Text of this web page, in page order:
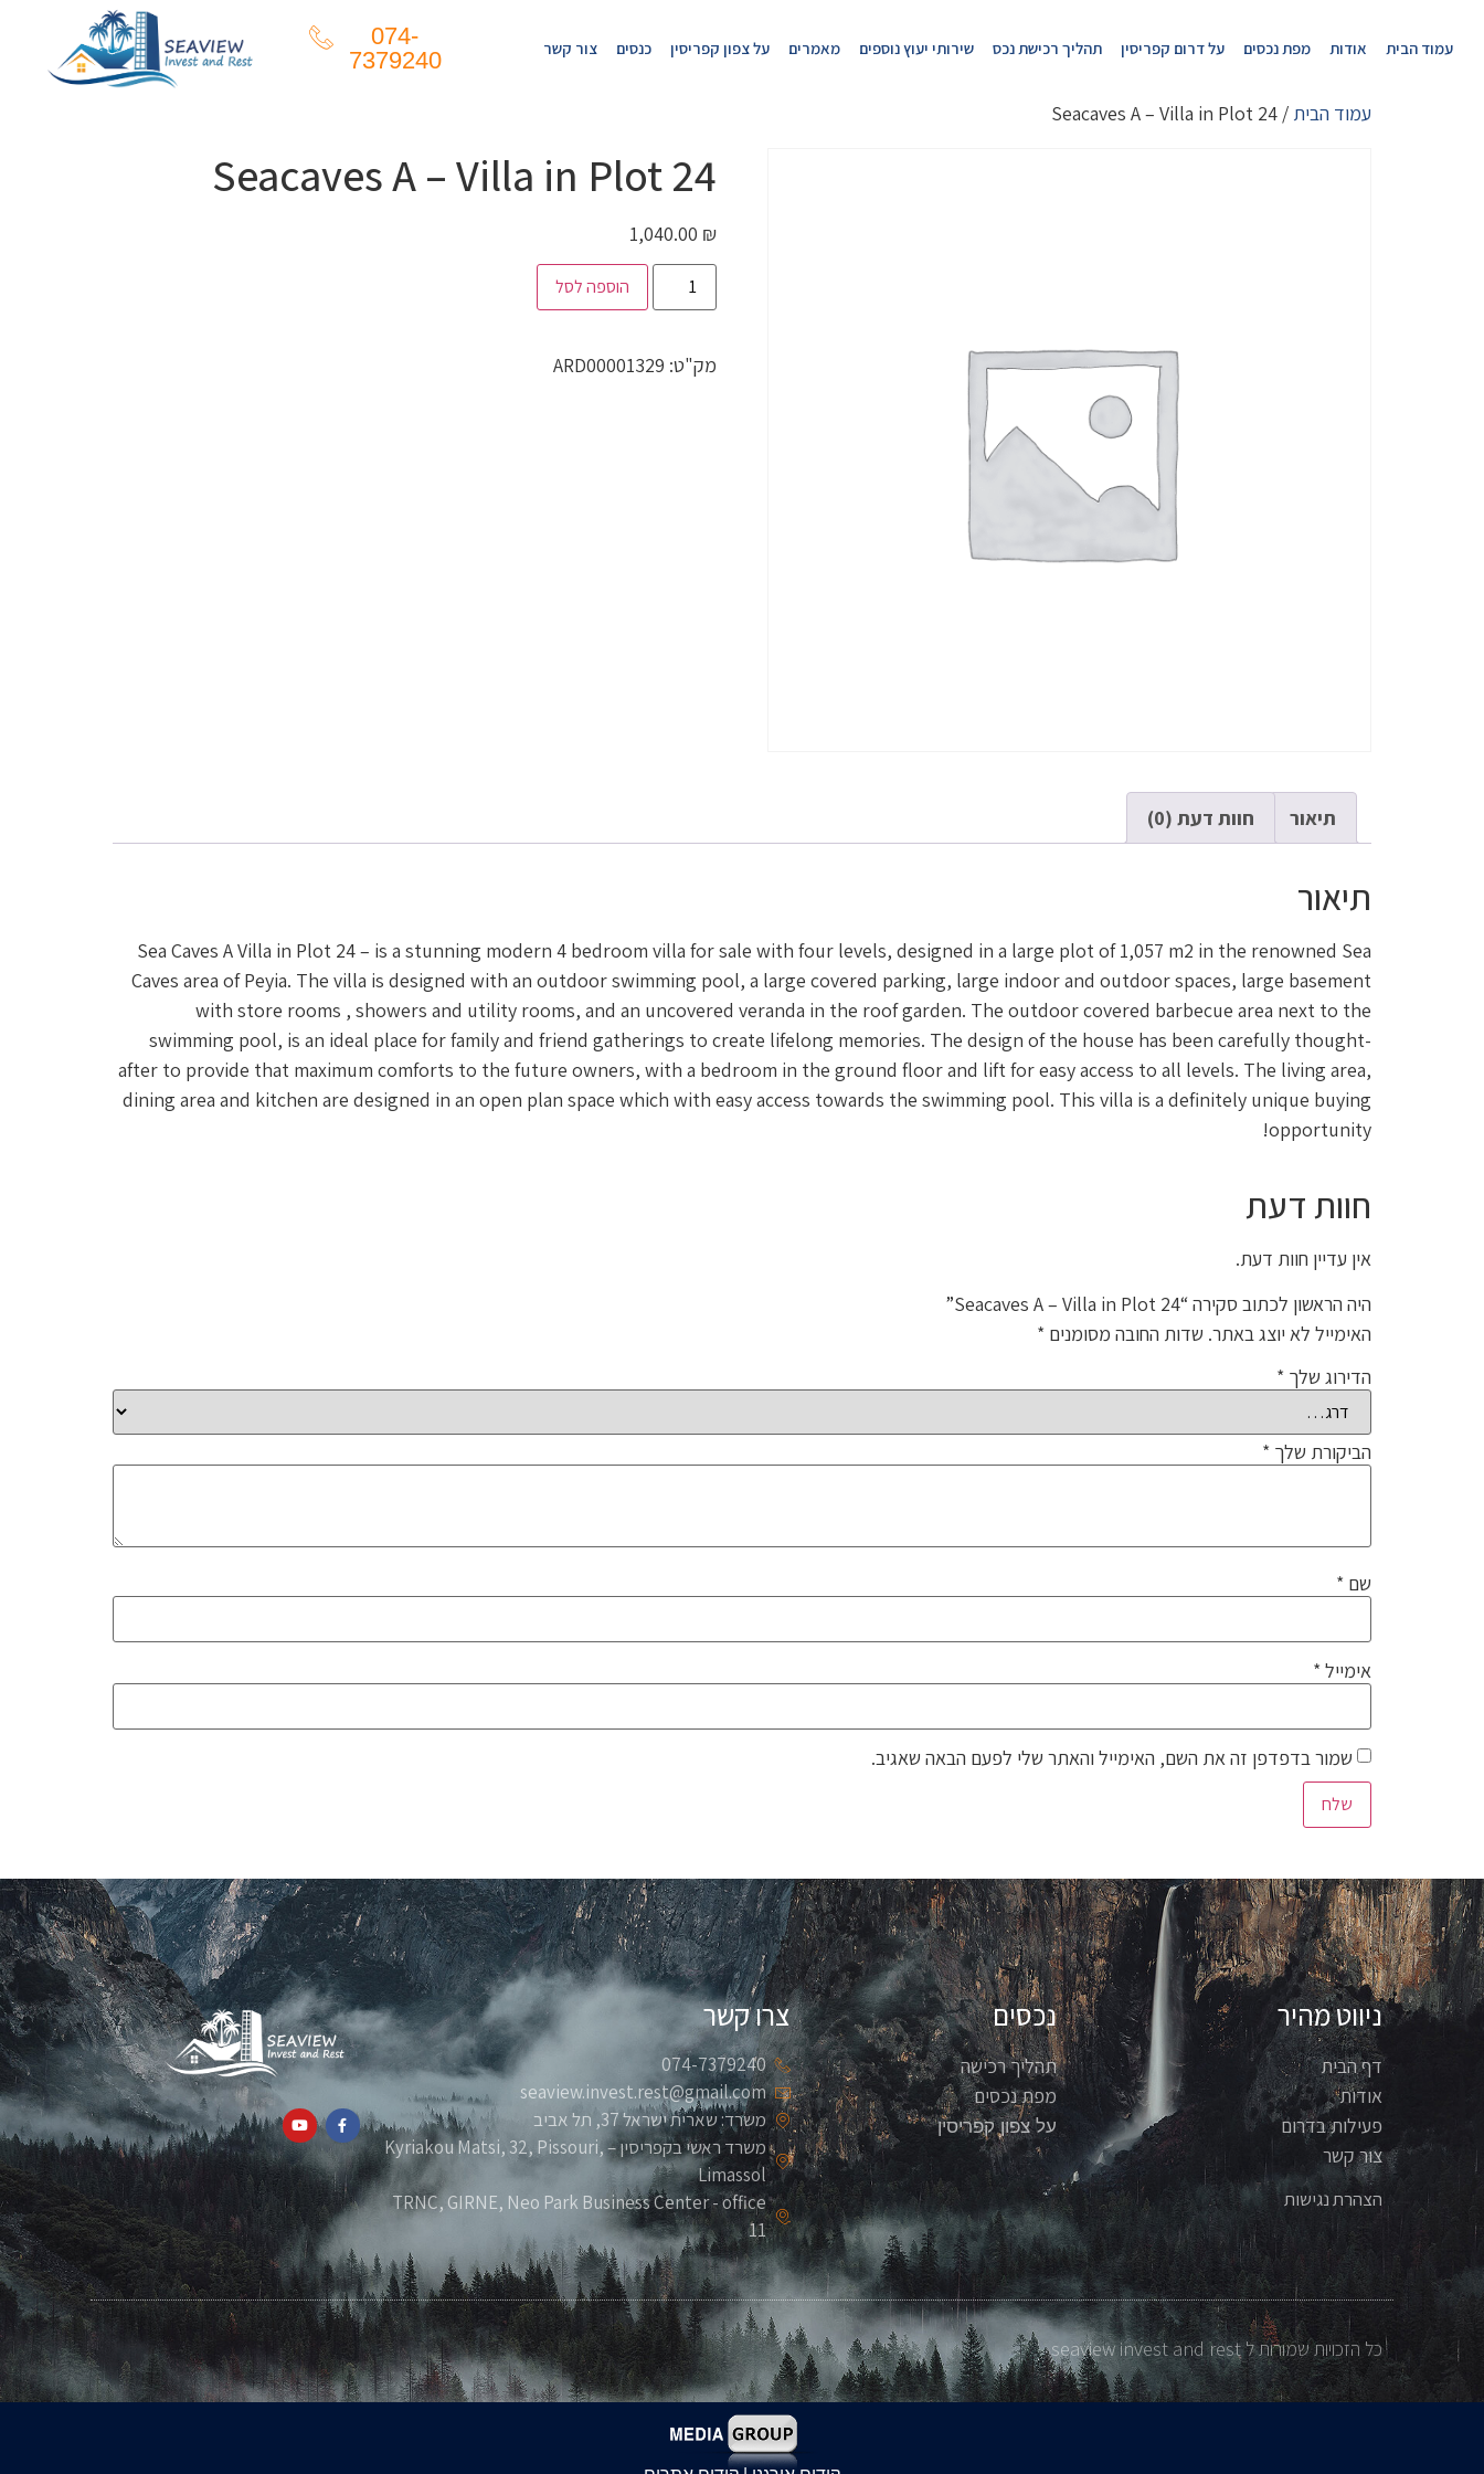
עמוד הבית אודות מפת נכסים על דרום קפריסין תהליך רכישת נכס שירותי יעוץ נוספים מאמרים על צפון קפריסין כנסים צור קשר
074-
7379240
עמוד הבית / Seacaves A – Villa in Plot 24
Seacaves A – Villa in Plot 24
1,040.00 ₪
הוספה לסל
מק"ט: ARD00001329
תיאור חוות דעת (0)
תיאור
Sea Caves A Villa in Plot 24 – is a stunning modern 4 bedroom villa for sale with four levels, designed in a large plot of 1,057 m2 in the renowned Sea
Caves area of Peyia. The villa is designed with an outdoor swimming pool, a large covered parking, large indoor and outdoor spaces, large basement
with store rooms , showers and utility rooms, and an uncovered veranda in the roof garden. The outdoor covered barbecue area next to the
swimming pool, is an ideal place for family and friend gatherings to create lifelong memories. The design of the house has been carefully thought-
after to provide that maximum comforts to the future owners, with a bedroom in the ground floor and lift for easy access to all levels. The living area,
dining area and kitchen are designed in an open plan space which with easy access towards the swimming pool. This villa is a definitely unique buying
opportunity!
חוות דעת
אין עדיין חוות דעת.
היה הראשון לכתוב סקירה “Seacaves A – Villa in Plot 24”
האימייל לא יוצג באתר. שדות החובה מסומנים *
הדירוג שלך *
הביקורת שלך *
שם *
אימייל *
שמור בדפדפן זה את השם, האימייל והאתר שלי לפעם הבאה שאגיב.
ניווט מהיר
דף הבית
אודות
פעילות בדרום
צור קשר
הצהרת נגישות
נכסים
תהליך רכישה
מפת נכסים
על צפון קפריסין
צרו קשר
074-7379240
seaview.invest.rest@gmail.com
משרד: שארית ישראל 37, תל אביב
משרד ראשי בקפריסין – Kyriakou Matsi, 32, Pissouri,
Limassol
TRNC, GIRNE, Neo Park Business Center - office
11
כל הזכויות שמורות ל seaview invest and rest